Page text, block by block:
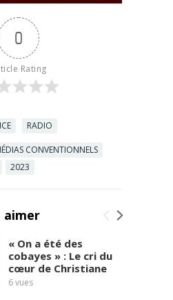
Bercoff dans
lundi au
vendredi de
0
Rating
RADIO
CONVENTIONNELS
2023
aimer
« On a été des
cobayes » : Le cri du
cœur de Christiane
6vues